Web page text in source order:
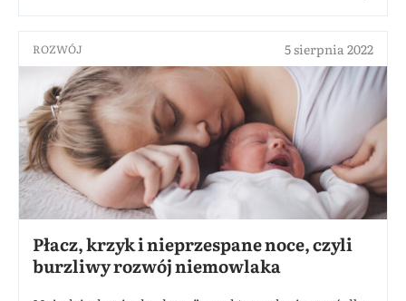
ROZWÓJ 5 sierpnia 2022
Płacz, krzyk i nieprzespane noce, czyli
burzliwy rozwój niemowlaka